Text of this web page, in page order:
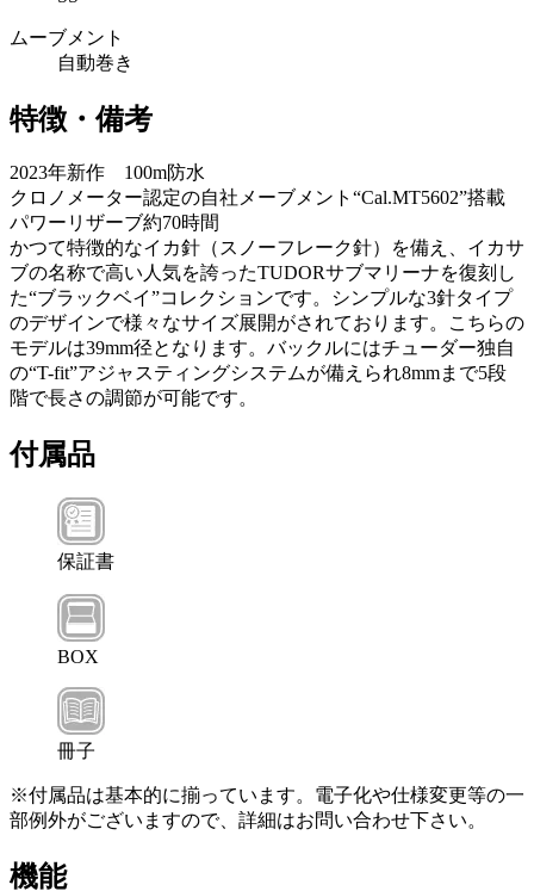
ムーブメント
自動巻き
特徴・備考
2023年新作 100m防水
クロノメーター認定の自社メーブメント“Cal.MT5602”搭載
パワーリザーブ約70時間
かつて特徴的なイカ針（スノーフレーク針）を備え、イカサ
ブの名称で高い人気を誇ったTUDORサブマリーナを復刻し
た“ブラックベイ”コレクションです。シンプルな3針タイプ
のデザインで様々なサイズ展開がされております。こちらの
モデルは39mm径となります。バックルにはチューダー独自
の“T-fit”アジャスティングシステムが備えられ8mmまで5段
階で長さの調節が可能です。
付属品
保証書
BOX
冊子
※付属品は基本的に揃っています。電子化や仕様変更等の一
部例外がございますので、詳細はお問い合わせ下さい。
機能